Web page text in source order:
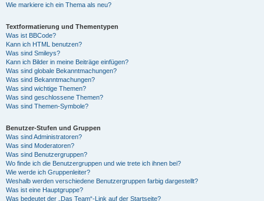
Wie markiere ich ein Thema als neu?
Textformatierung und Thementypen
Was ist BBCode?
Kann ich HTML benutzen?
Was sind Smileys?
Kann ich Bilder in meine Beiträge einfügen?
Was sind globale Bekanntmachungen?
Was sind Bekanntmachungen?
Was sind wichtige Themen?
Was sind geschlossene Themen?
Was sind Themen-Symbole?
Benutzer-Stufen und Gruppen
Was sind Administratoren?
Was sind Moderatoren?
Was sind Benutzergruppen?
Wo finde ich die Benutzergruppen und wie trete ich ihnen bei?
Wie werde ich Gruppenleiter?
Weshalb werden verschiedene Benutzergruppen farbig dargestellt?
Was ist eine Hauptgruppe?
Was bedeutet der „Das Team“-Link auf der Startseite?